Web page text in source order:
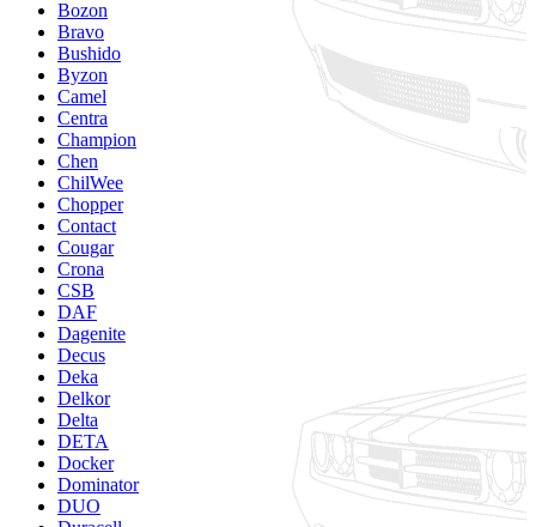
Bozon
Bravo
Bushido
Byzon
Camel
Centra
Champion
Chen
ChilWee
Chopper
Contact
Cougar
Crona
CSB
DAF
Dagenite
Decus
Deka
Delkor
Delta
DETA
Docker
Dominator
DUO